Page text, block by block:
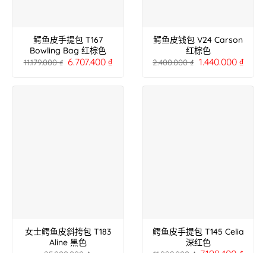
鳄鱼皮手提包 T167
Bowling Bag 红棕色
11.179.000₫ 6.707.400₫
鳄鱼皮钱包 V24 Carson
红棕色
2.400.000₫ 1.440.000 ₫
女士鳄鱼皮斜挎包 T183
Aline 黑色
鳄鱼皮手提包 T145 Celia
深红色